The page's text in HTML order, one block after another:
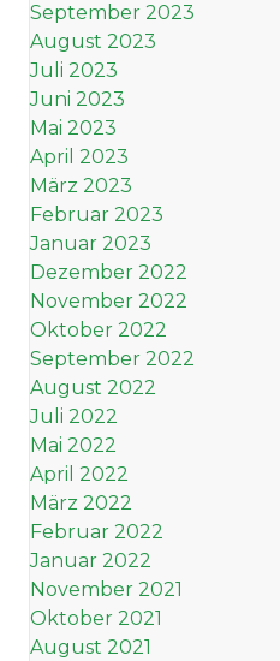
September 2023
August 2023
Juli 2023
Juni 2023
Mai 2023
April 2023
März 2023
Februar 2023
Januar 2023
Dezember 2022
November 2022
Oktober 2022
September 2022
August 2022
Juli 2022
Mai 2022
April 2022
März 2022
Februar 2022
Januar 2022
November 2021
Oktober 2021
August 2021